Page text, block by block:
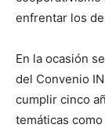
enfrentar los
En la ocasión
del Convenio
cumplir cinco
temáticas